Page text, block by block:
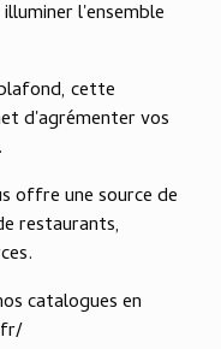
l'ensemble
cette
d'agrémenter vos
offre une source de
restaurants,
catalogues en